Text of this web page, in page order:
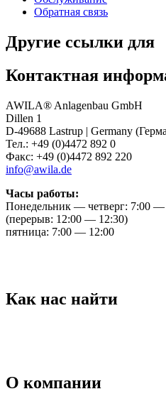
Обратная связь
Другие ссылки для
Контактная
AWILA® Anlagenbau GmbH
Dillen 1
D-49688 Lastrup | Germany
Тел.: +49 (0)4472 892 0
Факс: +49 (0)4472 892 220
info@awila.de
Часы работы:
Понедельник — четверг: 7:00 —
(перерыв: 12:00 — 12:30)
пятница: 7:00 — 12:00
Как нас найти
О компании